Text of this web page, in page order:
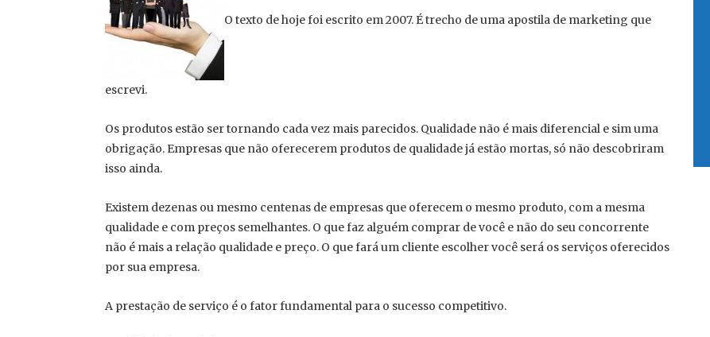
O texto de hoje foi escrito em 2007. É trecho de uma apostila de marketing que
escrevi.
Os produtos estão ser tornando cada vez mais parecidos. Qualidade não é mais diferencial e sim uma
obrigação. Empresas que não oferecerem produtos de qualidade já estão mortas, só não descobriram
isso ainda.
Existem dezenas ou mesmo centenas de empresas que oferecem o mesmo produto, com a mesma
qualidade e com preços semelhantes. O que faz alguém comprar de você e não do seu concorrente
não é mais a relação qualidade e preço. O que fará um cliente escolher você será os serviços oferecidos
por sua empresa.
A prestação de serviço é o fator fundamental para o sucesso competitivo.